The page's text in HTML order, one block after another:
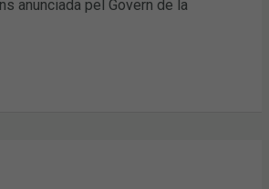
anunciada pel Govern de la